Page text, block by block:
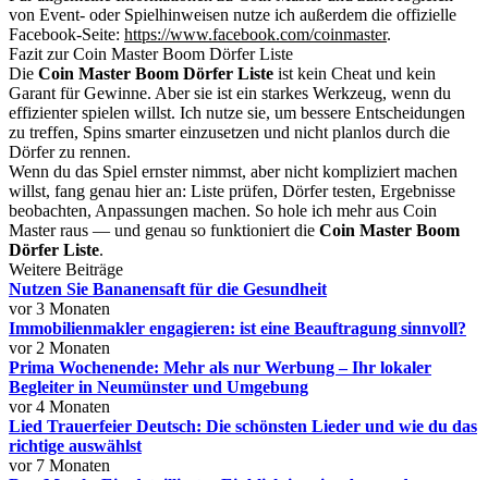
von Event- oder Spielhinweisen nutze ich außerdem die offizielle
Facebook-Seite: https://www.facebook.com/coinmaster.
Fazit zur Coin Master Boom Dörfer Liste
Die Coin Master Boom Dörfer Liste ist kein Cheat und kein
Garant für Gewinne. Aber sie ist ein starkes Werkzeug, wenn du
effizienter spielen willst. Ich nutze sie, um bessere Entscheidungen
zu treffen, Spins smarter einzusetzen und nicht planlos durch die
Dörfer zu rennen.
Wenn du das Spiel ernster nimmst, aber nicht kompliziert machen
willst, fang genau hier an: Liste prüfen, Dörfer testen, Ergebnisse
beobachten, Anpassungen machen. So hole ich mehr aus Coin
Master raus — und genau so funktioniert die Coin Master Boom
Dörfer Liste.
Weitere Beiträge
Nutzen Sie Bananensaft für die Gesundheit
vor 3 Monaten
Immobilienmakler engagieren: ist eine Beauftragung sinnvoll?
vor 2 Monaten
Prima Wochenende: Mehr als nur Werbung – Ihr lokaler
Begleiter in Neumünster und Umgebung
vor 4 Monaten
Lied Trauerfeier Deutsch: Die schönsten Lieder und wie du das
richtige auswählst
vor 7 Monaten